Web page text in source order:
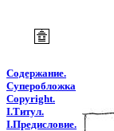
Содержание.
Суперобложка
Copyright.
I.Tитул.
I.Предисловие.